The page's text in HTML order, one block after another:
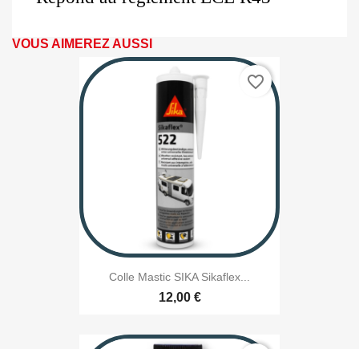
VOUS AIMEREZ AUSSI
Colle Mastic SIKA Sikaflex...
12,00 €
favorite_border